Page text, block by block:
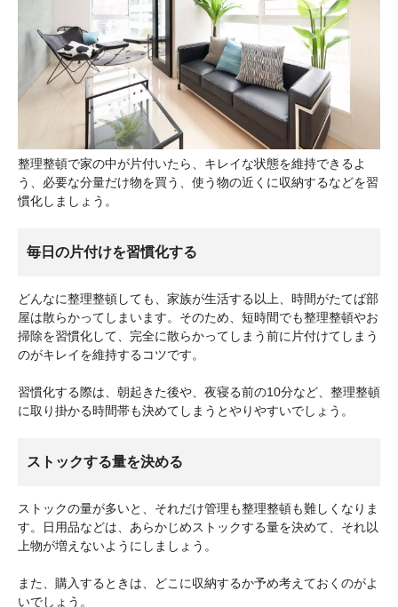
整理整頓で家の中が片付いたら、キレイな状態を維持できるよ
う、必要な分量だけ物を買う、使う物の近くに収納するなどを習
慣化しましょう。
毎日の片付けを習慣化する
どんなに整理整頓しても、家族が生活する以上、時間がたてば部
屋は散らかってしまいます。そのため、短時間でも整理整頓やお
掃除を習慣化して、完全に散らかってしまう前に片付けてしまう
のがキレイを維持するコツです。
習慣化する際は、朝起きた後や、夜寝る前の10分など、整理整頓
に取り掛かる時間帯も決めてしまうとやりやすいでしょう。
ストックする量を決める
ストックの量が多いと、それだけ管理も整理整頓も難しくなりま
す。日用品などは、あらかじめストックする量を決めて、それ以
上物が増えないようにしましょう。
また、購入するときは、どこに収納するか予め考えておくのがよ
いでしょう。